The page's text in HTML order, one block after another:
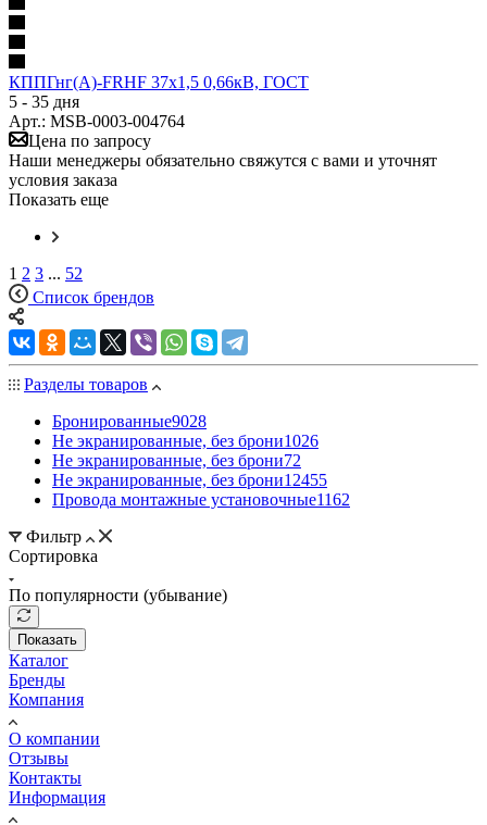
КППГнг(А)-FRHF 37х1,5 0,66кВ, ГОСТ
5 - 35 дня
Арт.: MSB-0003-004764
Цена по запросу
Наши менеджеры обязательно свяжутся с вами и уточнят
условия заказа
Показать еще
1 2 3 ... 52
Список брендов
Разделы товаров
Бронированные9028
Не экранированные, без брони1026
Не экранированные, без брони72
Не экранированные, без брони12455
Провода монтажные установочные1162
Фильтр
Сортировка
По популярности (убывание)
Показать
Каталог
Бренды
Компания
О компании
Отзывы
Контакты
Информация